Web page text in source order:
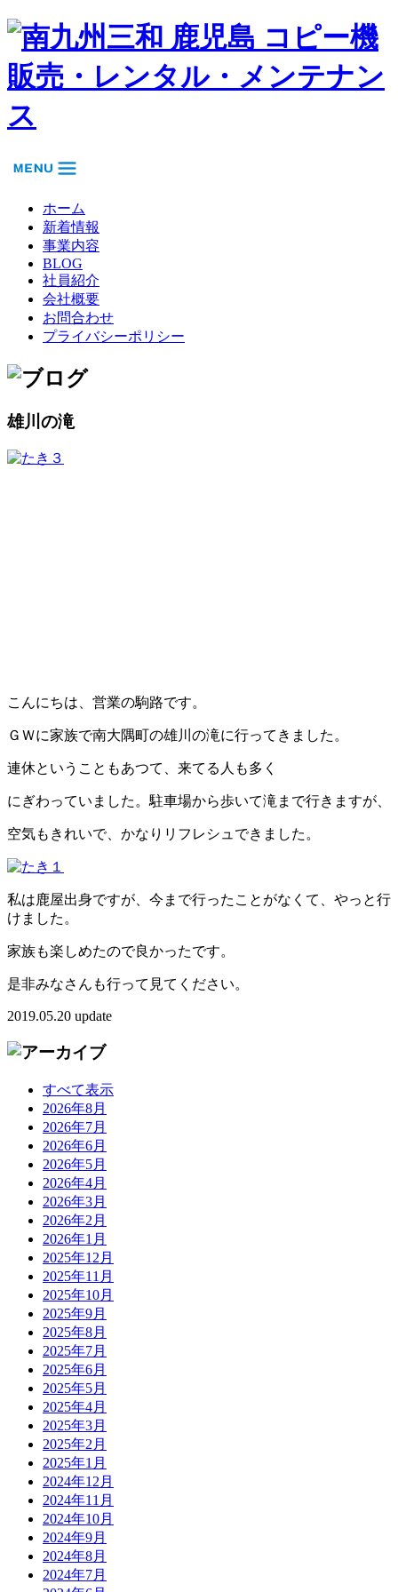
ホーム
新着情報
事業内容
BLOG
社員紹介
会社概要
お問合わせ
プライバシーポリシー
雄川の滝
こんにちは、営業の駒路です。
ＧＷに家族で南大隅町の雄川の滝に行ってきました。
連休ということもあつて、来てる人も多く
にぎわっていました。駐車場から歩いて滝まで行きますが、
空気もきれいで、かなりリフレシュできました。
私は鹿屋出身ですが、今まで行ったことがなくて、やっと行
けました。
家族も楽しめたので良かったです。
是非みなさんも行って見てください。
2019.05.20 update
すべて表示
2026年8月
2026年7月
2026年6月
2026年5月
2026年4月
2026年3月
2026年2月
2026年1月
2025年12月
2025年11月
2025年10月
2025年9月
2025年8月
2025年7月
2025年6月
2025年5月
2025年4月
2025年3月
2025年2月
2025年1月
2024年12月
2024年11月
2024年10月
2024年9月
2024年8月
2024年7月